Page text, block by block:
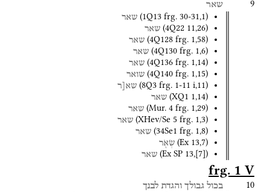
9 שאר
(1Q13 frg. 30-31,1) שאר
(4Q22 11,26) שאר
(4Q128 frg. 1,58) שאר
(4Q130 frg. 1,6) שאר
(4Q136 frg. 1,14) שאר
(4Q140 frg. 1,15) שואר
(8Q3 frg. 1-11 i,11) שא[ר
(XQ1 1,14) שאר
(Mur. 4 frg. 1,29) שאר
(XHev/Se 5 frg. 1,3) שאר
(34Se1 frg. 1,8) שאר
(Ex 13,7) שְׂאֹ֖ר
(Ex SP 13,[7]) שאר
frg. 1 V
10 בכול גבולך והגדת לבנך